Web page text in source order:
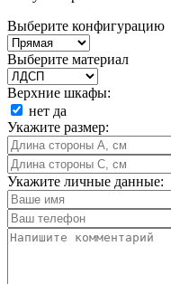
Выберите конфигурацию
Выберите материал
Верхние шкафы:
нет да
Укажите размер:
Укажите личные данные: